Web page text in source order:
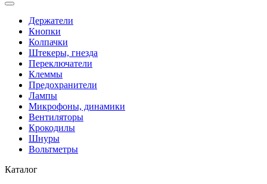
Держатели
Кнопки
Колпачки
Штекеры, гнезда
Переключатели
Клеммы
Предохранители
Лампы
Микрофоны, динамики
Вентиляторы
Крокодилы
Шнуры
Вольтметры
Каталог